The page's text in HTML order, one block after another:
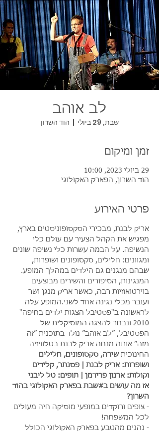
לב אוהב
שבת, 29 ביולי
  |
הוד השרון
זמן ומיקום
29 ביולי 2023, 10:00
הוד השרון, הפארק האקולוגי
פרטי האירוע
אריק לבנת, מבכירי הסקסופוניסטים בארץ,
מפגיש את הקהל הצעיר עם עולם כלי
הנשיפה. על הבמה עשרות כלי נשיפה שונים
ומגוונים: חלילים, סקסופונים ושופרות,
שבהם מנגנים גם הילדים במהלך המופע.
המנגינות, הסיפורים והשירים מבוצעים
בוירטואוזיות רבה, כאשר אריק מנגן ושר
ועובר מכלי נגינה אחד לשני.המופע עלה
לראשונה ב"פסטיבל הצגות ילדים בחיפה"
2010 ונבחר להצגה המוסיקלית של
הפסטיבל, ״לב אוהב״ נולד בתוכנית ״זה
מזה״ אותה מנחה אריק לבנת בטלוויזיה
החינוכית שירה, סקסופונים, חלילים
ושופרות: אריק לבנת | פסנתר, קלידים
וקולות: ארנון פרידמן | תופים: טל ליבני
אז מה עושים ב#שבת בפארק האקולוגי בהוד
השרון?
- צופים ורוקדים במופעי מוסיקה חיה מעולים
לכל המשפחה!
- נהנים מהטבע בפארק האקולוגי הכולל